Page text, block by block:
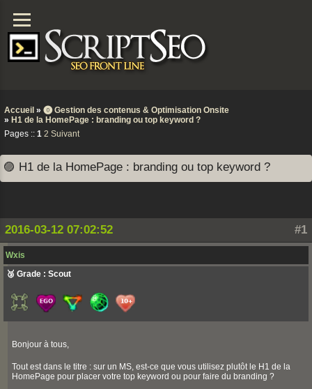
Accueil » ⓿ Gestion des contenus & Optimisation Onsite
» H1 de la HomePage : branding ou top keyword ?
Pages :: 1 2 Suivant
🟣 H1 de la HomePage : branding ou top keyword ?
#1
2016-03-12 07:02:52
Wxis
🥉 Grade : Scout
Bonjour à tous,
Tout est dans le titre : sur un MS, est-ce que vous utilisez plutôt le H1 de la
HomePage pour placer votre top keyword ou pour faire du branding ?